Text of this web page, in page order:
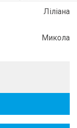
Ліліана
Микола